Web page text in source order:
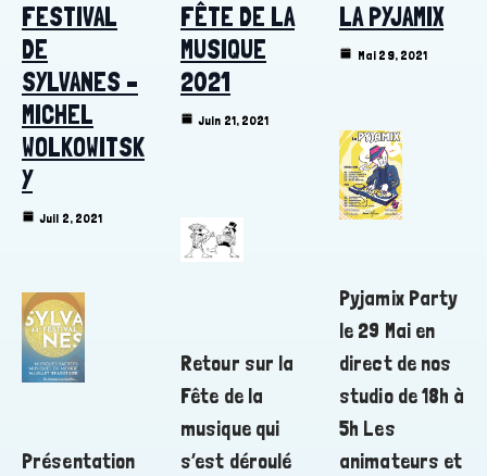
FESTIVAL
DE
SYLVANES –
MICHEL
WOLKOWITSK
Y
Juil 2, 2021
Présentation
FÊTE DE LA
MUSIQUE
2021
Juin 21, 2021
Retour sur la
Fête de la
musique qui
s’est déroulé
LA PYJAMIX
Mai 29, 2021
Pyjamix Party
le 29 Mai en
direct de nos
studio de 18h à
5h Les
animateurs et